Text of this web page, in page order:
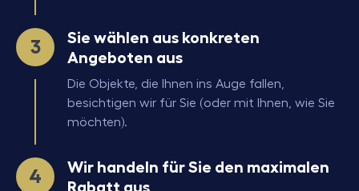
Sie wählen aus konkreten
Angeboten aus
Die Objekte, die Ihnen ins Auge fallen,
besichtigen wir für Sie (oder mit Ihnen, wie Sie
möchten).
Wir handeln für Sie den maximalen
Rabatt aus